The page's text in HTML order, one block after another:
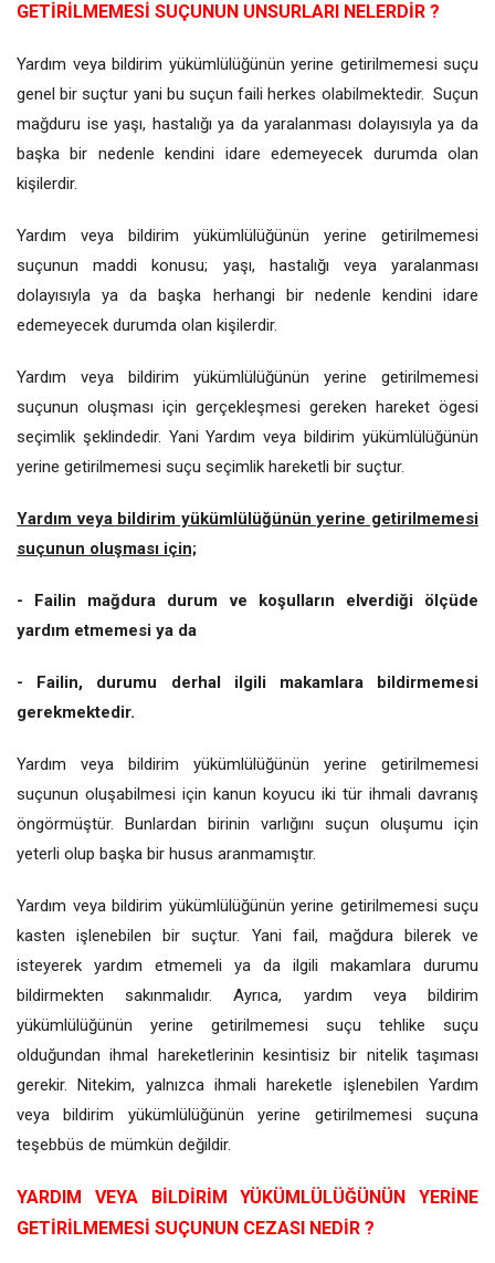
GETİRİLMEMESİ SUÇUNUN UNSURLARI NELERDİR ?
Yardım veya bildirim yükümlülüğünün yerine getirilmemesi suçu
genel bir suçtur yani bu suçun faili herkes olabilmektedir. Suçun
mağduru ise yaşı, hastalığı ya da yaralanması dolayısıyla ya da
başka bir nedenle kendini idare edemeyecek durumda olan
kişilerdir.
Yardım veya bildirim yükümlülüğünün yerine getirilmemesi
suçunun maddi konusu; yaşı, hastalığı veya yaralanması
dolayısıyla ya da başka herhangi bir nedenle kendini idare
edemeyecek durumda olan kişilerdir.
Yardım veya bildirim yükümlülüğünün yerine getirilmemesi
suçunun oluşması için gerçekleşmesi gereken hareket ögesi
seçimlik şeklindedir. Yani Yardım veya bildirim yükümlülüğünün
yerine getirilmemesi suçu seçimlik hareketli bir suçtur.
Yardım veya bildirim yükümlülüğünün yerine getirilmemesi
suçunun oluşması için;
- Failin mağdura durum ve koşulların elverdiği ölçüde
yardım etmemesi ya da
- Failin, durumu derhal ilgili makamlara bildirmemesi
gerekmektedir.
Yardım veya bildirim yükümlülüğünün yerine getirilmemesi
suçunun oluşabilmesi için kanun koyucu iki tür ihmali davranış
öngörmüştür. Bunlardan birinin varlığını suçun oluşumu için
yeterli olup başka bir husus aranmamıştır.
Yardım veya bildirim yükümlülüğünün yerine getirilmemesi suçu
kasten işlenebilen bir suçtur. Yani fail, mağdura bilerek ve
isteyerek yardım etmemeli ya da ilgili makamlara durumu
bildirmekten sakınmalıdır. Ayrıca, yardım veya bildirim
yükümlülüğünün yerine getirilmemesi suçu tehlike suçu
olduğundan ihmal hareketlerinin kesintisiz bir nitelik taşıması
gerekir. Nitekim, yalnızca ihmali hareketle işlenebilen Yardım
veya bildirim yükümlülüğünün yerine getirilmemesi suçuna
teşebbüs de mümkün değildir.
YARDIM VEYA BİLDİRİM YÜKÜMLÜLÜĞÜNÜN YERİNE
GETİRİLMEMESİ SUÇUNUN CEZASI NEDİR ?